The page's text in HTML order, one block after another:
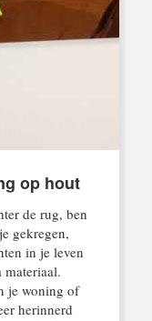
op hout
de rug, ben
gekregen,
in je leven
materiaal.
je woning of
herinnerd